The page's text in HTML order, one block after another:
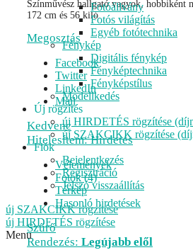
Fotóállvány
Fotós világítás
Egyéb fotótechnika
Fénykép
Digitális fénykép
Fényképtechnika
Fényképstílus
Modellkedés
Új rögzítés
új HIRDETÉS rögzítése
új SZAKCIKK rögzítése
Fiók
Bejelentkezés
Regisztráció
Jelszó visszaállítás
új SZAKCIKK rögzítése
új HIRDETÉS rögzítése
Menu
Színművész hallgató vagyok, hobbiként
172 cm és 56 kiló.
Megosztás
Facebook
Twitter
LinkedIn
Mail
Kedvenc
Hitelesítem: Hirdetés
Vélemények
Fotók (4)
Térkép
Hasonló hirdetések
Szűrő
Rendezés: Legújabb elől